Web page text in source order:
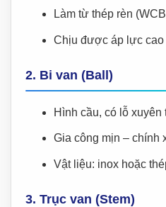
Làm từ thép rèn
Chịu được áp lực cao
2. Bi van (Ball)
Hình cầu, có lỗ
Gia công mịn – chính
Vật liệu: inox hoặc
3. Trục van (Stem)